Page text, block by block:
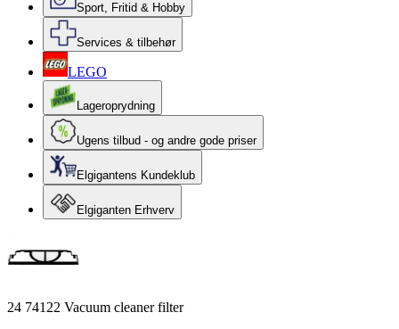
Sport, Fritid & Hobby
Services & tilbehør
LEGO
Lageroprydning
Ugens tilbud - og andre gode priser
Elgigantens Kundeklub
Elgiganten Erhverv
24 74122 Vacuum cleaner filter